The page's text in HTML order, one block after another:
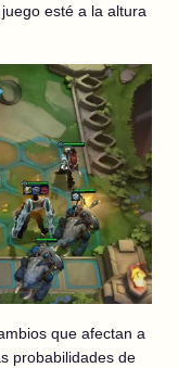
esté a la altura
que afectan a
probabilidades de